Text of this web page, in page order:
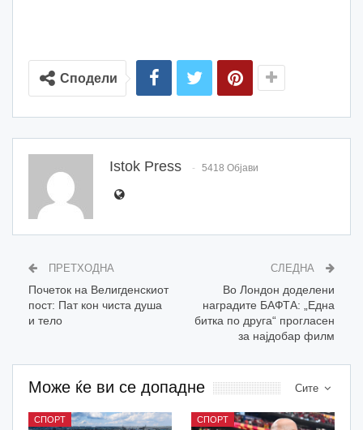
Сподели
Istok Press 5418 Објави
ПРЕТХОДНА
Почеток на Велигденскиот
пост: Пат кон чиста душа
и тело
СЛЕДНА
Во Лондон доделени
наградите БАФТА: „Една
битка по друга“ прогласен
за најдобар филм
Сите
Може ќе ви се допадне
СПОРТ СПОРТ